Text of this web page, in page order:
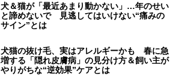
犬＆猫が「最近あまり動かない」…年のせい
と諦めないで 見逃してはいけない“痛みの
サイン”とは
犬猫の抜け毛、実はアレルギーかも 春に急
増する「隠れ皮膚病」の見分け方＆飼い主が
やりがちな“逆効果”ケアとは